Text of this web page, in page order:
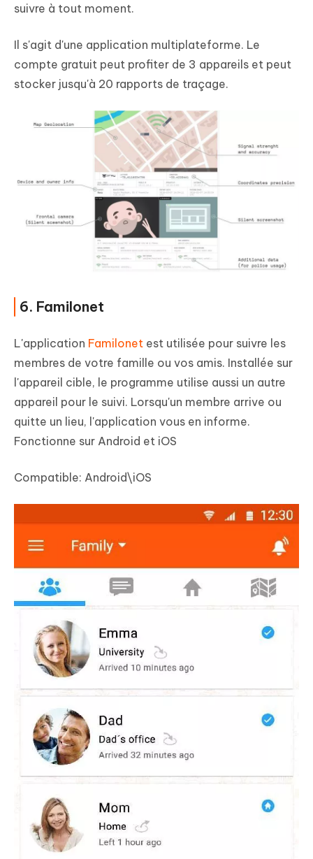
suivre à tout moment.
Il s'agit d'une application multiplateforme. Le
compte gratuit peut profiter de 3 appareils et peut
stocker jusqu'à 20 rapports de traçage.
6. Familonet
L'application Familonet est utilisée pour suivre les
membres de votre famille ou vos amis. Installée sur
l'appareil cible, le programme utilise aussi un autre
appareil pour le suivi. Lorsqu'un membre arrive ou
quitte un lieu, l'application vous en informe.
Fonctionne sur Android et iOS
Compatible: Android\iOS